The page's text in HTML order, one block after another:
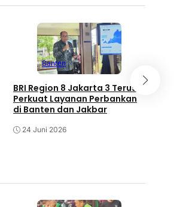
Banten
BRI Region 8 Jakarta 3 Terus
Perkuat Layanan Perbankan
di Banten dan Jakbar
24 Juni 2026